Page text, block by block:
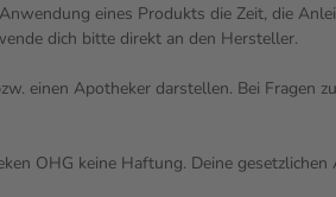
eines Produkts die Zeit, die
dich bitte direkt an den Hersteller.
einen Apotheker darstellen. Bei Fragen
OHG keine Haftung. Deine gesetzlichen